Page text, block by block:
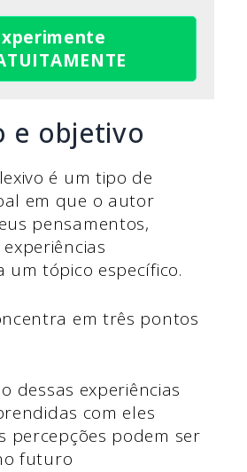
e objetivo
é um tipo de
em que o autor
pensamentos,
um tópico específico.
em três pontos
dessas experiências
com eles
percepções podem ser
futuro